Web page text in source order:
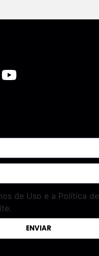
de Uso e a Política de
ENVIAR